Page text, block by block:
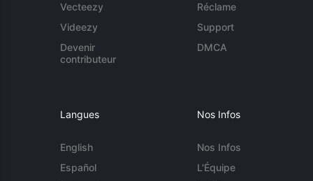
Vecteezy
Videezy
Devenir
contributeur
Réclame
Support
DMCA
Langues
English
Español
Nos Infos
Nos Infos
L'Équipe